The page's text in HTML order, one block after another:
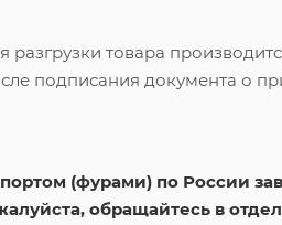
товара
подписания документа о
(фурами) по России
обращайтесь в